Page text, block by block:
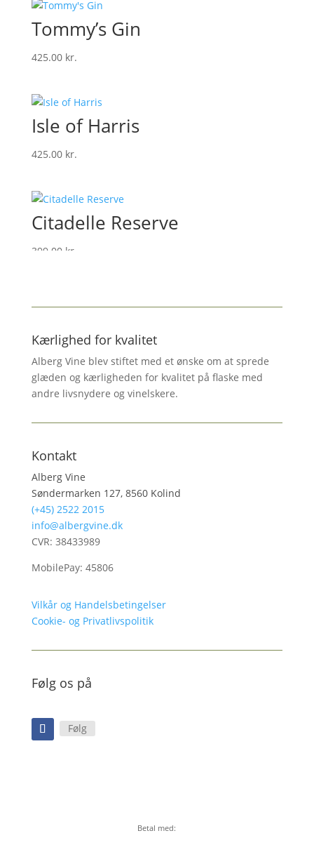
Tommy’s Gin
425.00 kr.
Isle of Harris
425.00 kr.
Citadelle Reserve
399.00 kr.
Kærlighed for kvalitet
Alberg Vine blev stiftet med et ønske om at sprede
glæden og kærligheden for kvalitet på flaske med
andre livsnydere og vinelskere.
Kontakt
Alberg Vine
Søndermarken 127, 8560 Kolind
(+45) 2522 2015
info@albergvine.dk
CVR: 38433989
MobilePay: 45806
Vilkår og Handelsbetingelser
Cookie- og Privatlivspolitik
Følg os på
Følg
Betal med: